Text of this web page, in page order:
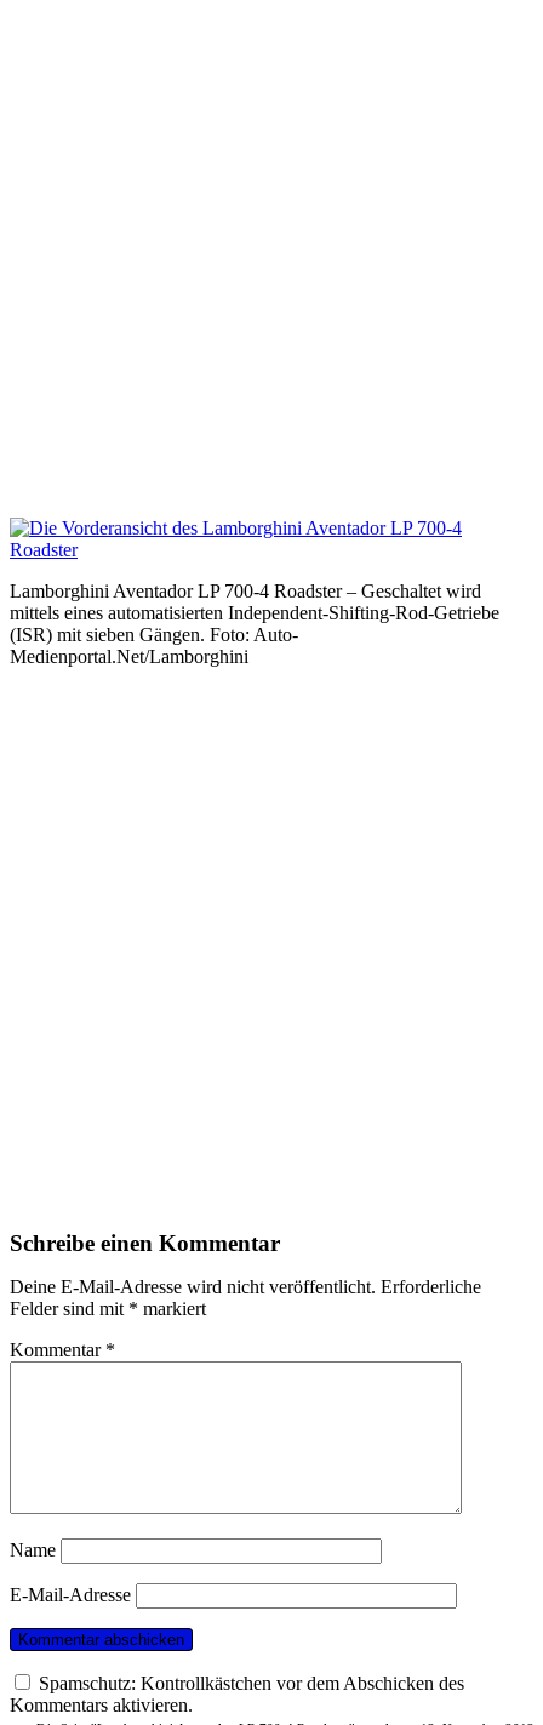
Lamborghini Aventador LP 700-4 Roadster – Geschaltet wird
mittels eines automatisierten Independent-Shifting-Rod-Getriebe
(ISR) mit sieben Gängen. Foto: Auto-
Medienportal.Net/Lamborghini
Schreibe einen Kommentar
Deine E-Mail-Adresse wird nicht veröffentlicht. Erforderliche
Felder sind mit * markiert
Kommentar *
Name
E-Mail-Adresse
Spamschutz: Kontrollkästchen vor dem Abschicken des
Kommentars aktivieren.